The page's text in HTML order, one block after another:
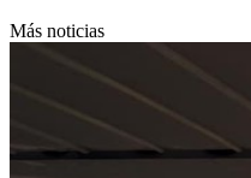
Más noticias